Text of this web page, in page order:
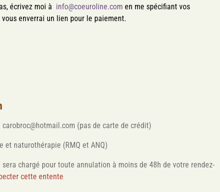
écrivez moi à info@coeuroline.com en me spécifiant vos
enverrai un lien pour le paiement.
(pas de carte de crédit)
et naturothérapie (RMQ et ANQ)
sera chargé pour toute annulation à moins de 48h de votre rendez-
cette entente